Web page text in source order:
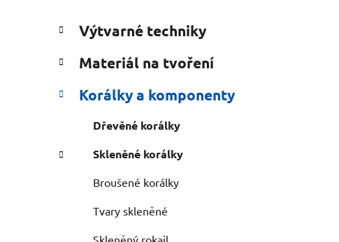
P
o
s
r
n
Přeskočit
kategorie
a
e
o
Výtvarné techniky
Materiál na tvoření
Korálky a komponenty
Dřevěné korálky
Skleněné korálky
Broušené korálky
Tvary skleněné
Skleněný rokajl